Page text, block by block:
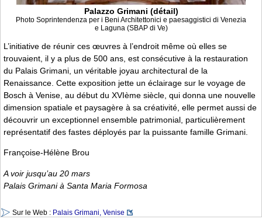
Palazzo Grimani (détail)
Photo Soprintendenza per i Beni Architettonici e paesaggistici di Venezia
e Laguna (SBAP di Ve)
L’initiative de réunir ces œuvres à l’endroit même où elles se
trouvaient, il y a plus de 500 ans, est consécutive à la restauration
du Palais Grimani, un véritable joyau architectural de la
Renaissance. Cette exposition jette un éclairage sur le voyage de
Bosch à Venise, au début du XVIème siècle, qui donna une nouvelle
dimension spatiale et paysagère à sa créativité, elle permet aussi de
découvrir un exceptionnel ensemble patrimonial, particulièrement
représentatif des fastes déployés par la puissante famille Grimani.
Françoise-Hélène Brou
A voir jusqu’au 20 mars
Palais Grimani à Santa Maria Formosa
Sur le Web : Palais Grimani, Venise